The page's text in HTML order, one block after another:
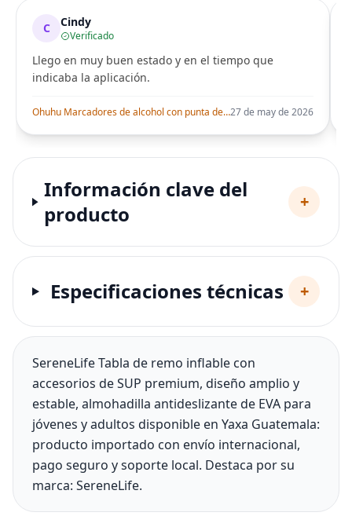
C Cindy
Verificado
Llego en muy buen estado y en el tiempo que
indicaba la aplicación.
Ohuhu Marcadores de alcohol con punta de pincel – Juego de marcadores artísticos de doble punta con certificación AP para artistas adultos27 de may de 2026
Información clave del
producto
+
Especificaciones técnicas +
SereneLife Tabla de remo inflable con
accesorios de SUP premium, diseño amplio y
estable, almohadilla antideslizante de EVA para
jóvenes y adultos disponible en Yaxa Guatemala:
producto importado con envío internacional,
pago seguro y soporte local. Destaca por su
marca: SereneLife.